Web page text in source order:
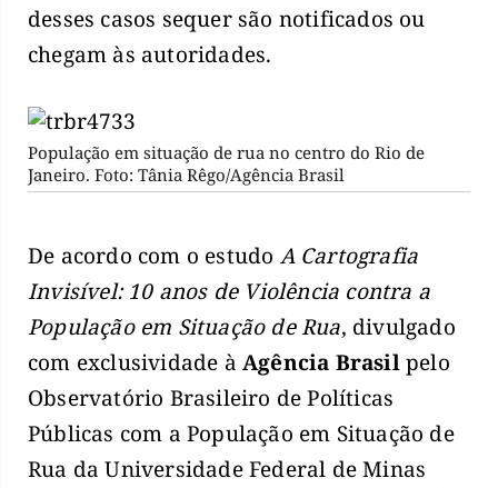
desses casos sequer são notificados ou
chegam às autoridades.
População em situação de rua no centro do Rio de
Janeiro. Foto: Tânia Rêgo/Agência Brasil
De acordo com o estudo A Cartografia
Invisível: 10 anos de Violência contra a
População em Situação de Rua, divulgado
com exclusividade à Agência Brasilpelo
Observatório Brasileiro de Políticas
Públicas com a População em Situação de
Rua da Universidade Federal de Minas